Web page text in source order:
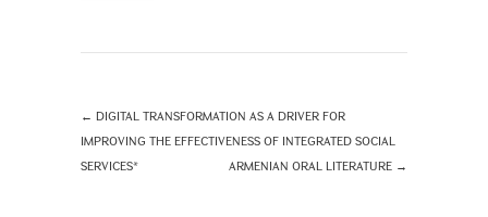
← DIGITAL TRANSFORMATION AS A DRIVER FOR
IMPROVING THE EFFECTIVENESS OF INTEGRATED SOCIAL
SERVICES*
ARMENIAN ORAL LITERATURE →